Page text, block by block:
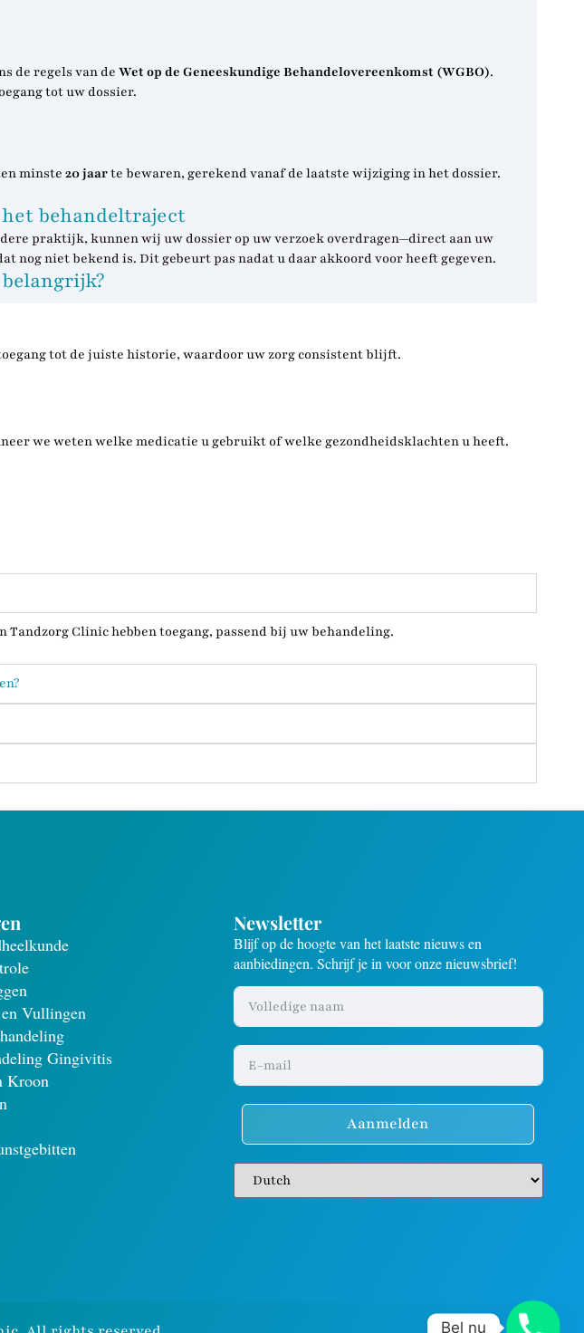
de regels van de Wet op de Geneeskundige Behandelovereenkomst (WGBO).
tot uw dossier.
minste 20 jaarte bewaren, gerekend vanaf de laatste wijziging in het dossier.
behandeltraject
praktijk, kunnen wij uw dossier op uw verzoek overdragen—direct aan uw
nog niet bekend is. Dit gebeurt pas nadat u daar akkoord voor heeft gegeven.
tot de juiste historie, waardoor uw zorg consistent blijft.
we weten welke medicatie u gebruikt of welke gezondheidsklachten u heeft.
Clinic hebben toegang, passend bij uw behandeling.
Vullingen
Gingivitis
Kroon
Newsletter
Blijf op de hoogte van het laatste nieuws en
aanbiedingen. Schrijf je in voor onze nieuwsbrief!
Aanmelden
Bel nu